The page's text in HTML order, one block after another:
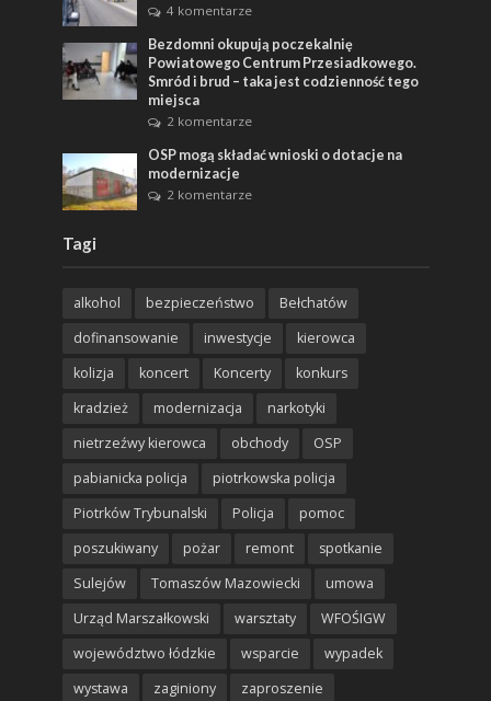
4 komentarze
Bezdomni okupują poczekalnię
Powiatowego Centrum Przesiadkowego.
Smród i brud – taka jest codzienność tego
miejsca
2 komentarze
OSP mogą składać wnioski o dotacje na
modernizacje
2 komentarze
Tagi
alkohol bezpieczeństwo
Bełchatów
dofinansowanie
inwestycje
kierowca
kolizja
koncert Koncerty
konkurs
kradzież
modernizacja
narkotyki
nietrzeźwy kierowca
obchody
OSP
pabianicka policja
piotrkowska policja
Piotrków Trybunalski
Policja
pomoc
poszukiwany
pożar remont
spotkanie
Sulejów
Tomaszów Mazowiecki
umowa
Urząd Marszałkowski
warsztaty
WFOŚIGW
województwo łódzkie
wsparcie
wypadek
wystawa
zaginiony zaproszenie